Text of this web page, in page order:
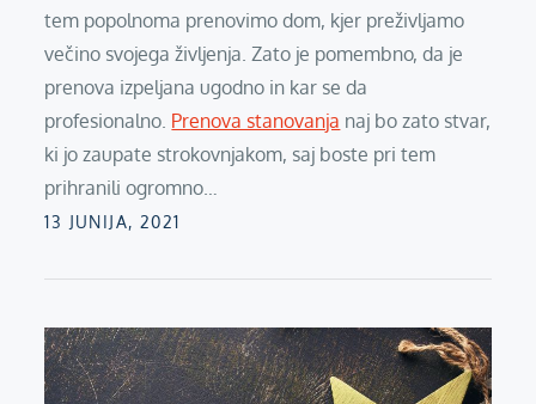
tem popolnoma prenovimo dom, kjer preživljamo
večino svojega življenja. Zato je pomembno, da je
prenova izpeljana ugodno in kar se da
profesionalno. Prenova stanovanja naj bo zato stvar,
ki jo zaupate strokovnjakom, saj boste pri tem
prihranili ogromno…
Posted
13 JUNIJA, 2021